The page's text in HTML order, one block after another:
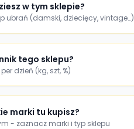
w tym sklepie?
ubrań (damski, dziecięcy, vintage…)
tego sklepu?
dzień (kg, szt, %)
marki tu kupisz?
- zaznacz marki i typ sklepu